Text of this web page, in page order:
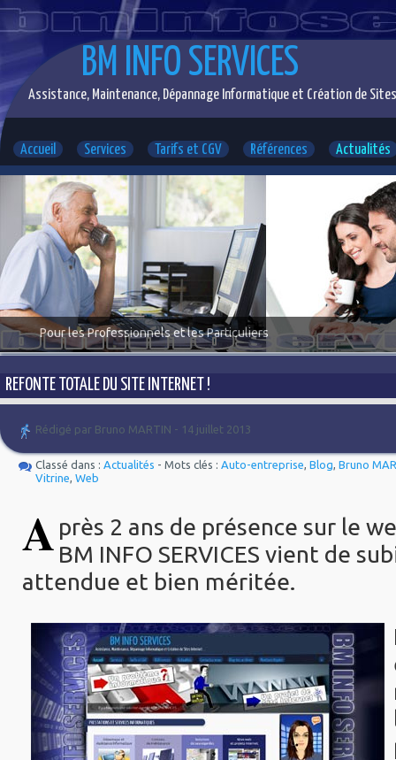
BM INFO SERVICES
Assistance, Maintenance, Dépannage Informatique et Création de
Accueil Services Tarifs et CGV Références Actualités
REFONTE TOTALE DU SITE INTERNET !
Rédigé par Bruno MARTIN - 14 juillet 2013
Classé dans : Actualités - Mots clés : Auto-entreprise, Blog, Bruno
Vitrine, Web
A près 2 ans de présence sur le
BM INFO SERVICES vient de
attendue et bien méritée.